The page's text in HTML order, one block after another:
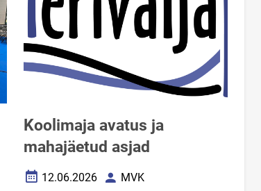
Koolimaja avatus ja
mahajäetud asjad
Loomise kuupäev
12.06.2026 AutorMVK